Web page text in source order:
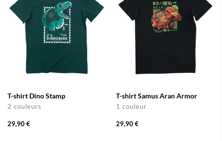
T-shirt Dino Stamp
2 couleurs
29,90 €
T-shirt Samus Aran Armor
1 couleur
29,90 €